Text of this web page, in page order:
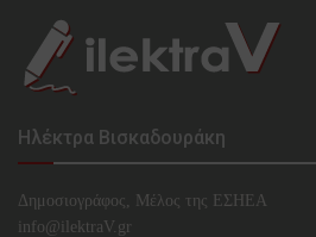
Ηλέκτρα Βισκαδουράκη
Δημοσιογράφος, Μέλος της ΕΣHΕΑ
info@ilektraV.gr